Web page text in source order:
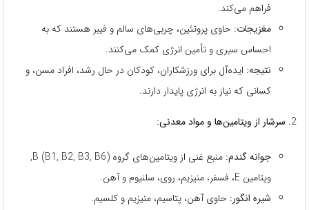
فراهم می‌کند.
مغزیجات: حاوی پروتئین، چربی‌های سالم و فیبر هستند که به
احساس سیری و تأمین انرژی کمک می‌کنند.
نتیجه: ایده‌آل برای ورزشکاران، کودکان در حال رشد، افراد مسن، و
کسانی که نیاز به انرژی پایدار دارند.
سرشار از ویتامین‌ها و مواد معدنی:
جوانه گندم:
منبع غنی از ویتامین‌های گروه B (B1, B2, B3, B6),
ویتامین E، فسفر، منیزیم، روی، سلنیوم و آهن.
شیره انگور: حاوی آهن، پتاسیم، منیزیم و کلسیم.